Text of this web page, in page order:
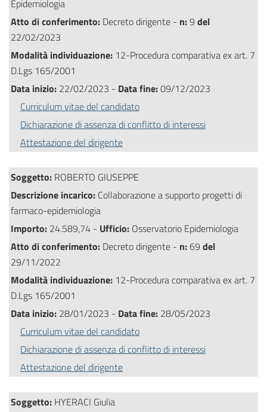
Epidemiologia
Atto di conferimento: Decreto dirigente - n:9 del
22/02/2023
Modalità individuazione: 12-Procedura comparativa ex art. 7
D.Lgs 165/2001
Data inizio: 22/02/2023 - Data fine:09/12/2023
Curriculum vitae del candidato
Dichiarazione di assenza di conflitto di interessi
Attestazione del dirigente
Soggetto: ROBERTO GIUSEPPE
Descrizione incarico: Collaborazione a supporto progetti di
farmaco-epidemiologia
Importo: 24.589,74 - Ufficio: Osservatorio Epidemiologia
Atto di conferimento: Decreto dirigente - n: 69 del
29/11/2022
Modalità individuazione: 12-Procedura comparativa ex art. 7
D.Lgs 165/2001
Data inizio: 28/01/2023 - Data fine: 28/05/2023
Curriculum vitae del candidato
Dichiarazione di assenza di conflitto di interessi
Attestazione del dirigente
Soggetto: HYERACI Giulia